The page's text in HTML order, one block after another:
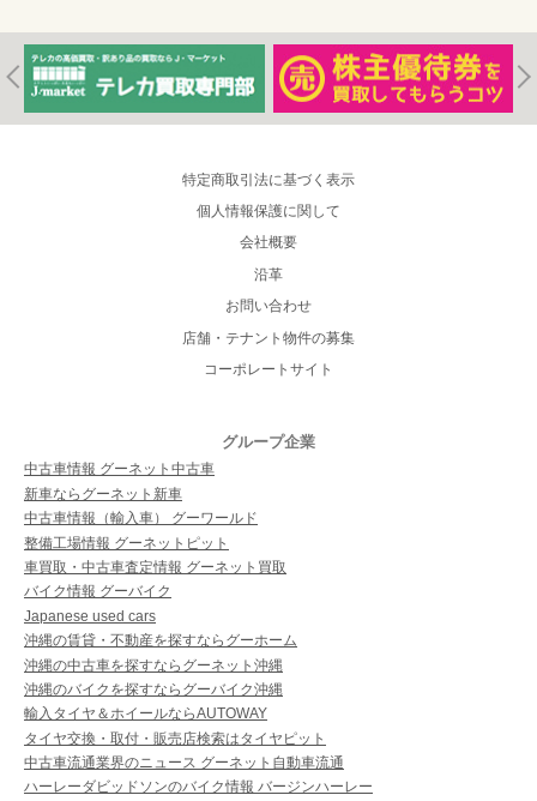
特定商取引法に基づく表示
個人情報保護に関して
会社概要
沿革
お問い合わせ
店舗・テナント物件の募集
コーポレートサイト
グループ企業
中古車情報 グーネット中古車
新車ならグーネット新車
中古車情報（輸入車） グーワールド
整備工場情報 グーネットピット
車買取・中古車査定情報 グーネット買取
バイク情報 グーバイク
Japanese used cars
沖縄の賃貸・不動産を探すならグーホーム
沖縄の中古車を探すならグーネット沖縄
沖縄のバイクを探すならグーバイク沖縄
輸入タイヤ＆ホイールならAUTOWAY
タイヤ交換・取付・販売店検索はタイヤピット
中古車流通業界のニュース グーネット自動車流通
ハーレーダビッドソンのバイク情報 バージンハーレー